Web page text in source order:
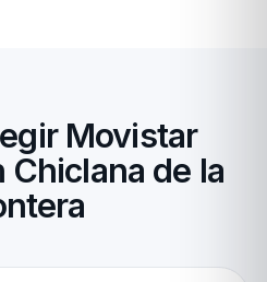
Movistar
Chiclana de la